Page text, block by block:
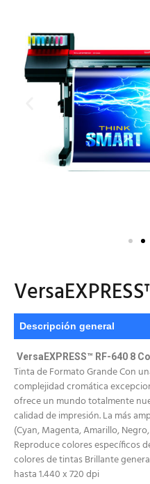
Descripción general
VersaEXPRESS™ RF-640 8
Tinta de Formato Grande Con
complejidad cromática
ofrece un mundo totalmente
calidad de impresión. La más
(Cyan, Magenta, Amarillo,
Reproduce colores específicos
colores de tintas Brillante
hasta 1.440 x 720 dpi